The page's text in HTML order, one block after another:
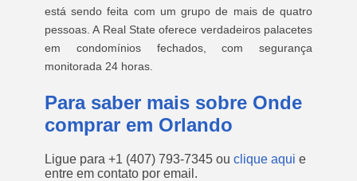
está sendo feita com um grupo de mais de quatro
pessoas. A Real State oferece verdadeiros palacetes
em condomínios fechados, com segurança
monitorada 24 horas.
Para saber mais sobre Onde
comprar em Orlando
Ligue para +1 (407) 793-7345 ou clique aqui e
entre em contato por email.